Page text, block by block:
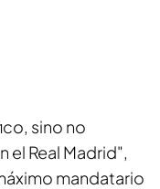
sino no
Real Madrid",
mandatario